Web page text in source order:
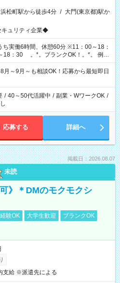
浜松町駅から徒歩4分 / 大門(東京都)駅か
ュリティ企業◆
実働6時間、休憩60分 ※11：00～18：
OK！。*。 例え
人/事務/コールセンター/受付/販売/カフェ
/ホテルフロント/化粧品販売/など 様々な
れています♪
月～9月～も相談OK！応募から最短即日
/ 40～50代活躍中 / 副業・WワークOK /
応募する 詳細へ
掲載日：2026.08.07
未読
》＊DMのモクモクシ
験OK 大学生歓迎
ブランクOK
支給 ※派遣先による